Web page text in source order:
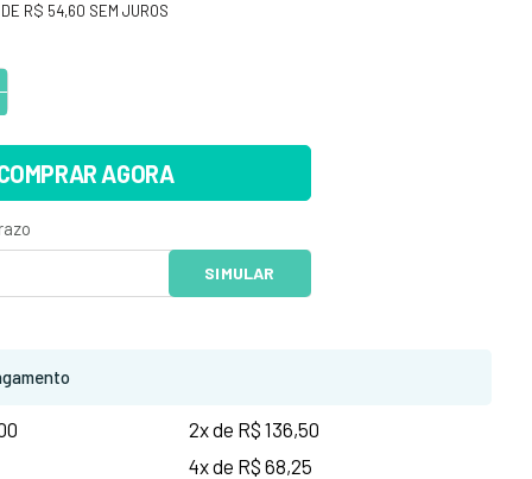
R$ 54,60 SEM JUROS
AGORA
2x de R$ 136,50
4x de R$ 68,25